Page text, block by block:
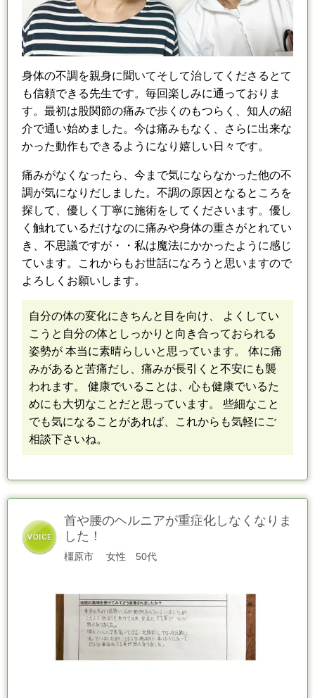
身体の不調を親身に聞いてそして治してくださるとて
も信頼できる先生です。 毎回楽しみに通っておりま
す。 最初は股関節の痛みで歩くのもつらく、知人の紹
介で通い始めました。 今は痛みもなく、さらに出来な
かった動作もできるようになり嬉しい日々です。
痛みがなくなったら、今まで気にならなかった他の不
調が気になりだしました。 不調の原因となるところを
探して、優しく丁寧に施術をしてくださいます。 優し
く触れているだけなのに痛みや身体の重さがとれてい
き、不思議ですが・・ 私は魔法にかかったように感じ
ています。
これからもお世話になろうと思いますので
よろしくお願いします。
自分の体の変化にきちんと目を向け、 よくしてい
こうと自分の体と しっかりと向き合っておられる
姿勢が 本当に素晴らしいと思っています。 体に痛
みがあると苦痛だし、痛みが長引くと不安にも襲
われます。 健康でいることは、心も健康でいるた
めにも大切なことだと思っています。 些細なこと
でも気になることがあれば、これからも気軽にご
相談下さいね。
首や腰のヘルニアが重症化しなくなりま
した！
橿原市 女性 50代